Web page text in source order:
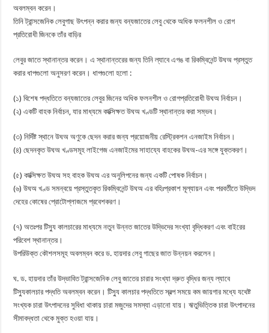
অবলম্বন করেন।
তিনি ট্রান্সজেনিক লেবুগাছ উৎপন্ন করার জন্য বন্যজাতের লেবু থেকে অধিক ফলনশীল ও রোগ
প্রতিরোধী জিনকে তাঁর বাড়ির
লেবুর জাতে স্থানান্তর করেন। এ স্থানান্তরের জন্য তিনি ল্যাবে এগঙ বা রিকম্বিনেন্ট উঘঅ প্রস্তুত
করার ধাপগুলো অনুসরণ করেন। ধাপগুলো হলো :
(১) বিশেষ পদ্ধতিতে বন্যজাতের লেবুর জিনের অধিক ফলনশীল ও রোগপ্রতিরোধী উঘঅ নির্বাচন।
(২) একটি বাহক নির্বাচন, যার মাধ্যমে কাক্সিক্ষত উঘঅ খণ্ডটি স্থানান্তর করা সম্ভব।
(৩) নির্দিষ্ট স্থানে উঘঅ অণুকে ছেদন করার জন্য প্রয়োজনীয় রেস্ট্রিকশন এনজাইম নির্বাচন।
(৪) ছেদনকৃত উঘঅ খণ্ডসমূহ লাইগেজ এনজাইমের সাহায্যে বাহকের উঘঅ-এর সঙ্গে যুক্তকরণ।
(৫) কাক্সিক্ষত উঘঅ সহ বাহক উঘঅ এর অনুলিপনের জন্য একটি পোষক নির্বাচন।
(৬) উঘঅ খণ্ড সমন্বয়ে প্রস্তুতকৃত রিকম্বিনেন্ট উঘঅ এর বহিঃপ্রকাশ মূল্যায়ন এবং পরবর্তীতে উদ্ভিদ
দেহের কোষের প্রোটোপ্লাজমে প্রবেশকরণ।
(৭) অতঃপর টিস্যু কালচারের মাধ্যমে নতুন উন্নত জাতের উদ্ভিদের সংখ্যা বৃদ্ধিকরণ এবং বাইরের
পরিবেশ স্থানান্তর।
উপরিউক্ত কৌশলসমূহ অবলম্বন করে ড. হায়দার লেবু গাছের জাত উন্নয়ন করলেন।
ঘ. ড. হায়দার তাঁর উদ্ভাবিত ট্রান্সজেনিক লেবু জাতের চারার সংখ্যা দ্রুত বৃদ্ধির জন্য ল্যাবে
টিস্যুকালচার পদ্ধতি অবলম্বন করেন। টিস্যু কালচার পদ্ধতিতে স্বল্প সময়ে কম জায়গার মধ্যে যথেষ্ট
সংখ্যক চারা উৎপাদনের সুবিধা থাকায় চারা মজুদের সমস্যা এড়ানো যায়। ঋতুভিত্তিক চারা উৎপাদনের
সীমাবদ্ধতা থেকে মুক্ত হওয়া যায়।